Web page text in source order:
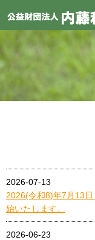
2026-07-13
2026(令和8)年7月13
始いたします。
2026-06-23